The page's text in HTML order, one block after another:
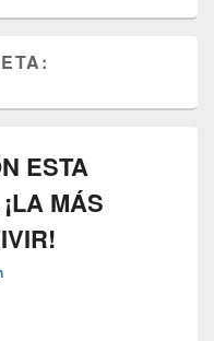
ESTA
MÁS